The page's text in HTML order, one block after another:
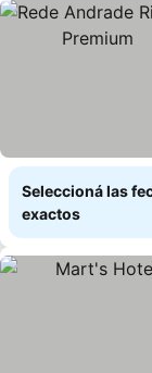
Seleccioná las
exactos